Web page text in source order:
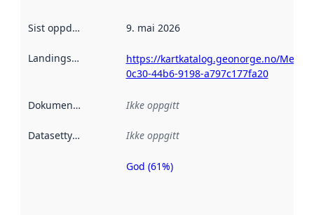
Sist oppdatert 9. mai 2026
Landingsside
https://kartkatalog.geonorge.no/
0c30-44b6-9198-a797c177fa20
Dokumentasjon Ikke oppgitt
Datasettype Ikke oppgitt
Metadatakvalitet
God (61%)